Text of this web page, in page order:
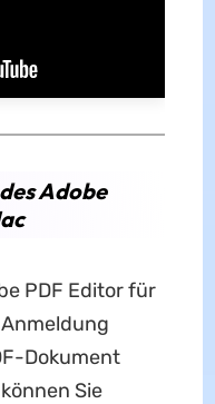
Adobe
PDF Editor für
Dokument
Sie